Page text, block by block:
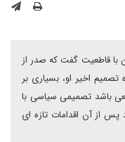
با قاطعیت گفت که صدر از
اخیر او، بسیاری بر
باشد تصمیمی سیاسی با
از آن اقدامات تازه ای